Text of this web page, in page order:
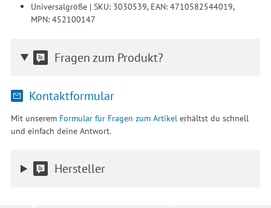
Universalgröße | SKU: 3030539, EAN: 4710582544019,
MPN: 452100147
Fragen zum Produkt?
Kontaktformular
Mit unserem Formular für Fragen zum Artikel erhältst du schnell
und einfach deine Antwort.
Hersteller